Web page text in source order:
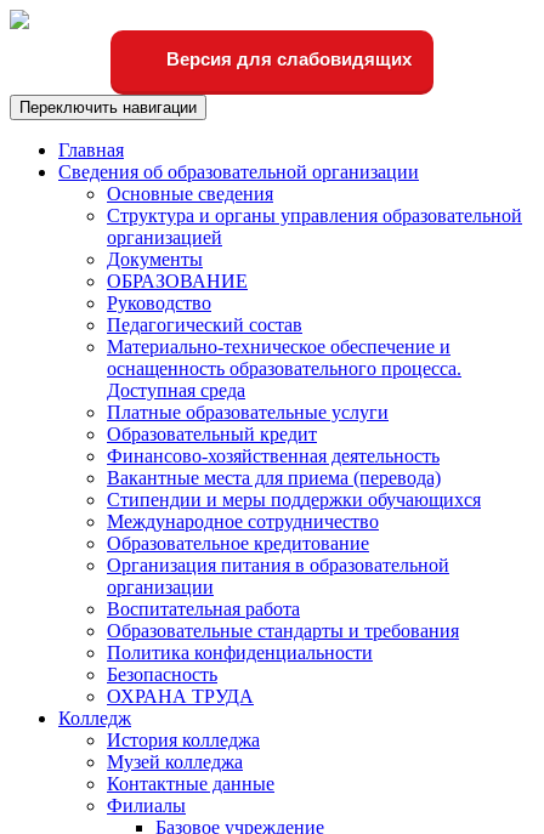
Версия для слабовидящих
Переключить навигации
Главная
Сведения об образовательной организации
Основные сведения
Структура и органы управления образовательной
организацией
Документы
ОБРАЗОВАНИЕ
Руководство
Педагогический состав
Материально-техническое обеспечение и
оснащенность образовательного процесса.
Доступная среда
Платные образовательные услуги
Образовательный кредит
Финансово-хозяйственная деятельность
Вакантные места для приема (перевода)
Стипендии и меры поддержки обучающихся
Международное сотрудничество
Образовательное кредитование
Организация питания в образовательной
организации
Воспитательная работа
Образовательные стандарты и требования
Политика конфиденциальности
Безопасность
ОХРАНА ТРУДА
Колледж
История колледжа
Музей колледжа
Контактные данные
Филиалы
Базовое учреждение